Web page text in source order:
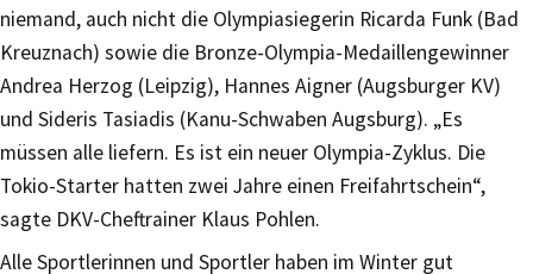
niemand, auch nicht die Olympiasiegerin Ricarda Funk (Bad
Kreuznach) sowie die Bronze-Olympia-Medaillengewinner
Andrea Herzog (Leipzig), Hannes Aigner (Augsburger KV)
und Sideris Tasiadis (Kanu-Schwaben Augsburg). „Es
müssen alle liefern. Es ist ein neuer Olympia-Zyklus. Die
Tokio-Starter hatten zwei Jahre einen Freifahrtschein“,
sagte DKV-Cheftrainer Klaus Pohlen.
Alle Sportlerinnen und Sportler haben im Winter gut